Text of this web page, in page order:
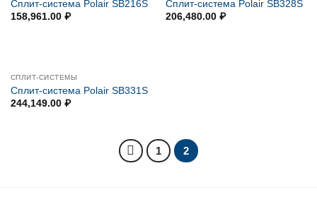
Сплит-система Polair SB216S
158,961.00 ₽
Сплит-система Polair SB328S
206,480.00 ₽
СПЛИТ-СИСТЕМЫ
Сплит-система Polair SB331S
244,149.00 ₽
1 2